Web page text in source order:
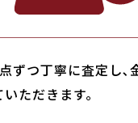
ずつ丁寧に査定し､
ただきます。